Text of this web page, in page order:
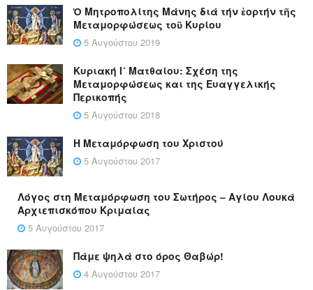
Ὁ Μητροπολίτης Μάνης διά τήν ἑορτήν τῆς
Μεταμορφώσεως τοῦ Κυρίου
5 Αυγούστου 2019
Κυριακή Ι´ Ματθαίου: Σχέση της
Μεταμορφώσεως και της Ευαγγελικής
Περικοπής
5 Αυγούστου 2018
Η Μεταμόρφωση του Χριστού
5 Αυγούστου 2017
Λόγος στη Μεταμόρφωση του Σωτήρος – Αγίου Λουκά
Αρχιεπισκόπου Κριμαίας
5 Αυγούστου 2017
Πάμε ψηλά στο όρος Θαβώρ!
4 Αυγούστου 2017